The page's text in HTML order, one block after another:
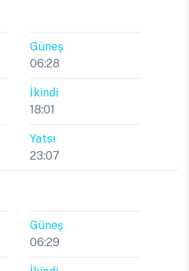
Güneş
06:28
İkindi
18:01
Yatsı
23:07
Güneş
06:29